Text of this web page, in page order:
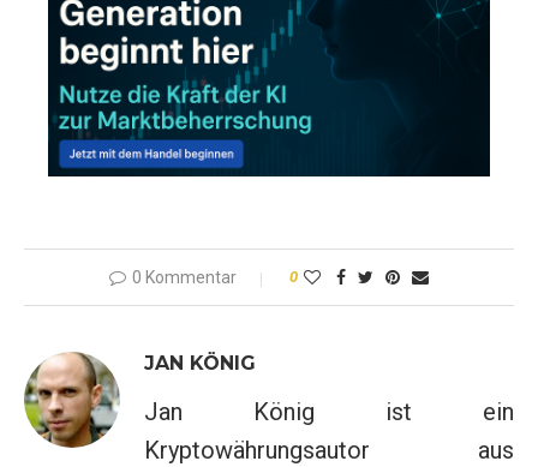
0 Kommentar 0
JAN KÖNIG
Jan König ist ein
Kryptowährungsautor aus